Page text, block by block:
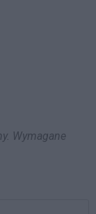
Wymagane